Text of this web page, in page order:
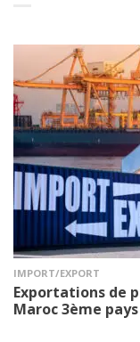
IMPORT/EXPORT
Exportations de
Maroc 3ème